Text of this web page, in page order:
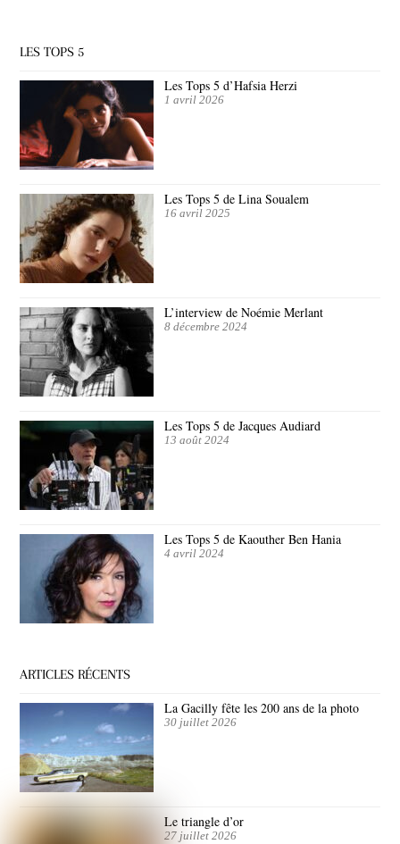
LES TOPS 5
Les Tops 5 d’Hafsia Herzi
1 avril 2026
Les Tops 5 de Lina Soualem
16 avril 2025
L’interview de Noémie Merlant
8 décembre 2024
Les Tops 5 de Jacques Audiard
13 août 2024
Les Tops 5 de Kaouther Ben Hania
4 avril 2024
ARTICLES RÉCENTS
La Gacilly fête les 200 ans de la photo
30 juillet 2026
Le triangle d’or
27 juillet 2026